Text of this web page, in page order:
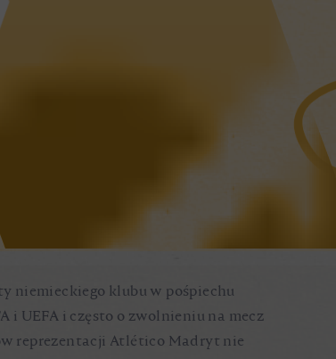
niemieckiego klubu w pośpiechu
i UEFA i często o zwolnieniu na mecz
reprezentacji Atlético Madryt nie